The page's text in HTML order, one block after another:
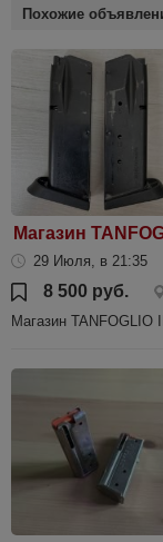
Похожие
Магазин
29 Июля, в 21:35
8 500 руб.
Магазин TANFOGLIO